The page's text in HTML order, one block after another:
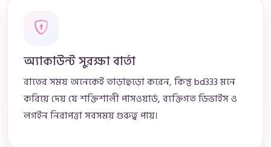
অ্যাকাউন্ট সুরক্ষা বার্তা
রাতের সময় অনেকেই তাড়াহুড়ো করেন, কিন্তু bd333 মনে
করিয়ে দেয় যে শক্তিশালী পাসওয়ার্ড, ব্যক্তিগত ডিভাইস ও
লগইন নিরাপত্তা সবসময় গুরুত্ব পায়।